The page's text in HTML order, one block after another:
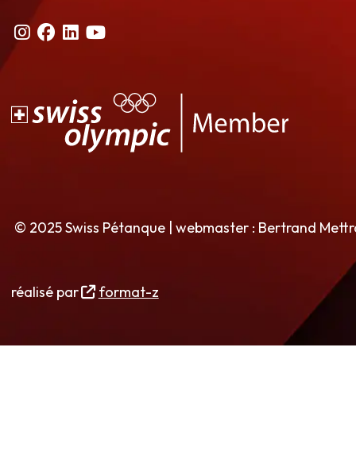
© 2025 Swiss Pétanque | webmaster : Bertrand
réalisé par format-z